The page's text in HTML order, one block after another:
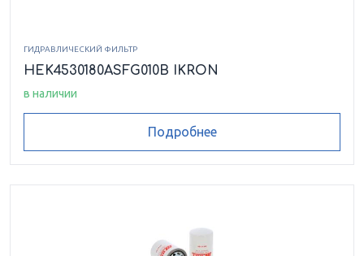
HEK8540372ASFG010HCB
HEK8540372ASFG010LCB
HEK8540372ASFG025LCB
HEK8620201ASFG003LCB
ГИДРАВЛИЧЕСКИЙ ФИЛЬТР
HEK4530180ASFG010B IKRON
в наличии
Подробнее